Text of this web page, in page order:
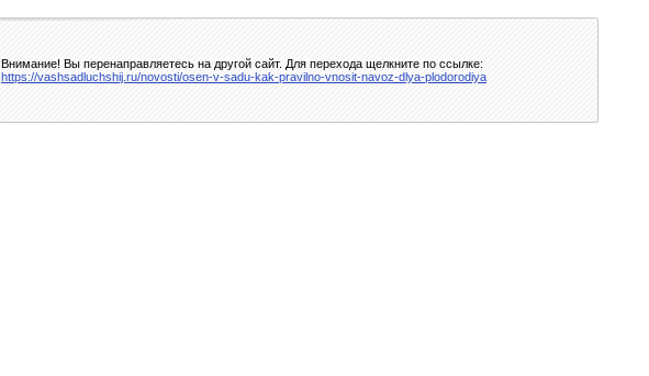
Внимание! Вы перенаправляетесь на другой сайт. Для перехода щелкните по ссылке:
https://vashsadluchshij.ru/novosti/osen-v-sadu-kak-pravilno-vnosit-navoz-dlya-plodorodiya